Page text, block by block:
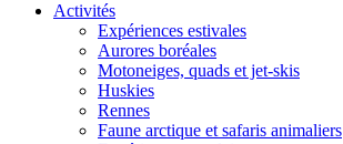
Activités
Expériences estivales
Aurores boréales
Motoneiges, quads et jet-skis
Huskies
Rennes
Faune arctique et safaris animaliers